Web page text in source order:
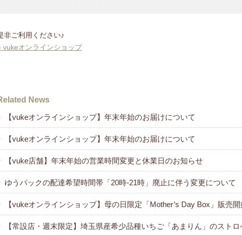
非ご利用ください♪
vukeオンラインショップ
News
【vukeオンラインショップ】年末年始のお届けについて
【vukeオンラインショップ】年末年始のお届けについて
【vuke店舗】年末年始の営業時間変更と休業日のお知らせ
ゆうパックの配達希望時間帯「20時-21時」廃止に伴う変更について
【vukeオンラインショップ】母の日限定「Mother’s Day Box」販売
【常設店・週末限定】埼玉県産希少品種いちご「あまりん」のスト